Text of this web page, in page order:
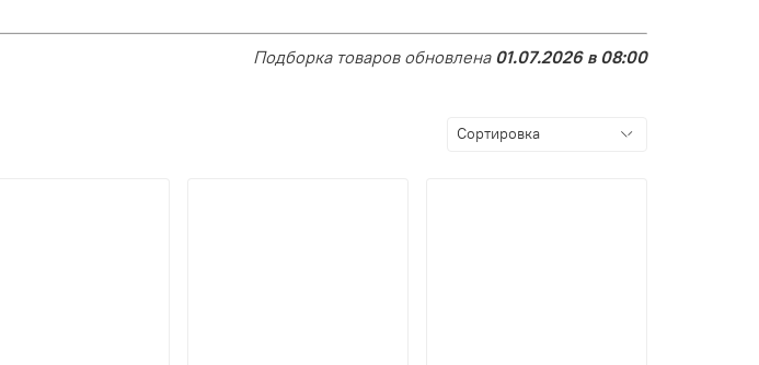
Подборка товаров обновлена 01.07.2026 в 08:00